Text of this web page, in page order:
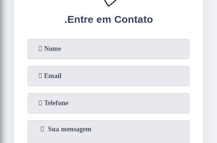
.Entre em Contato